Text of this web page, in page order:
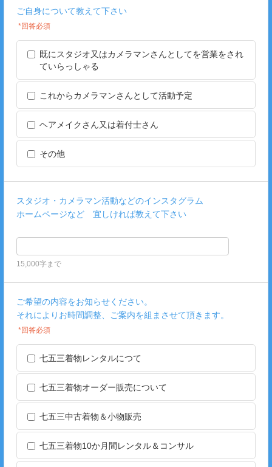
ご自身について教えて下さい
*回答必須
既にスタジオ又はカメラマンさんとしてを営業をされ
ていらっしゃる
これからカメラマンさんとして活動予定
ヘアメイクさん又は着付士さん
その他
スタジオ・カメラマン活動などのインスタグラム
ホームページなど 宜しければ教えて下さい
15,000字まで
ご希望の内容をお知らせください。
それによりお時間調整、ご案内を組まさせて頂きます。
*回答必須
七五三着物レンタルにつて
七五三着物オーダー販売について
七五三中古着物＆小物販売
七五三着物10か月間レンタル＆コンサル